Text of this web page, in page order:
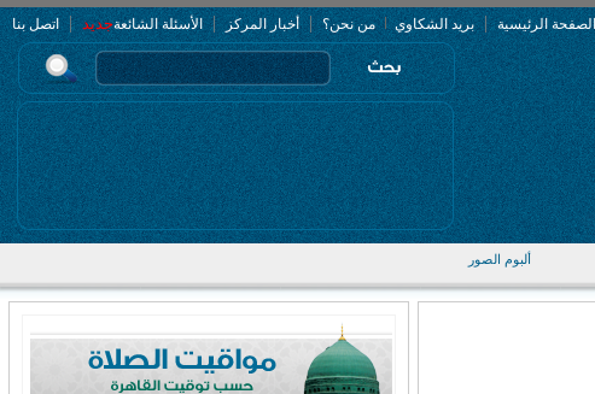
ألبوم الصور
الصفحة الرئيسية | بريد الشكاوي من نحن؟ | أخبار المركز | الأسئلة الشائعةجديد | اتصل بنا